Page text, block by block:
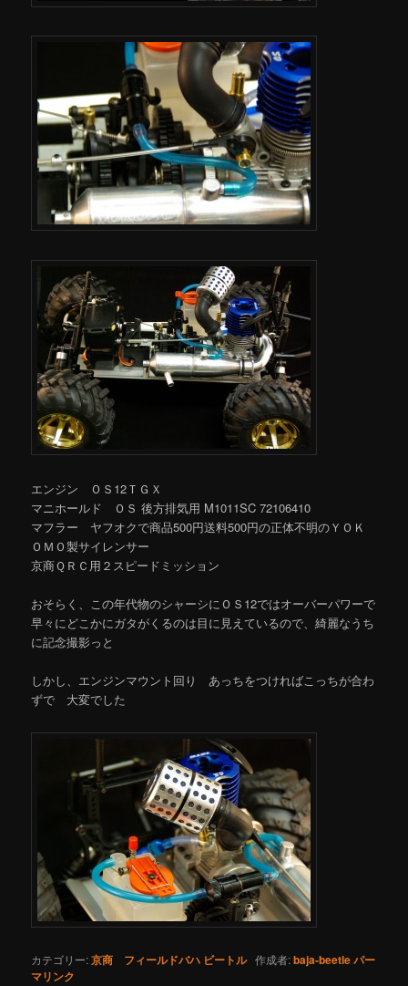
エンジン ＯＳ12ＴＧＸ
マニホールド ＯＳ 後方排気用 M1011SC 72106410
マフラー ヤフオクで商品500円送料500円の正体不明のＹＯＫ
ＯＭＯ製サイレンサー
京商ＱＲＣ用２スピードミッション
おそらく、この年代物のシャーシにＯＳ12ではオーバーパワーで
早々にどこかにガタがくるのは目に見えているので、綺麗なうち
に記念撮影っと
しかし、エンジンマウント回り あっちをつければこっちが合わ
ずで 大変でした
カテゴリー:京商 フィールドバハ ビートル作成者:baja-beetleパー
マリンク